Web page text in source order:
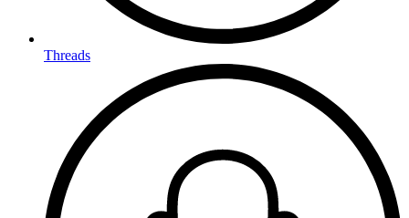
Threads